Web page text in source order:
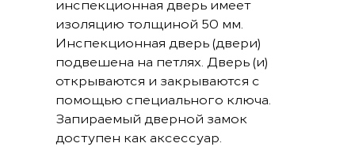
инспекционная дверь имеет
изоляцию толщиной 50 мм.
Инспекционная дверь (двери)
подвешена на петлях. Дверь (и)
открываются и закрываются с
помощью специального ключа.
Запираемый дверной замок
доступен как аксессуар.